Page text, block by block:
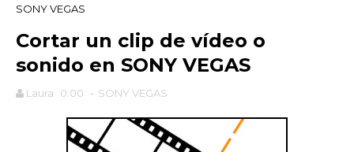
SONY VEGAS
Cortar un clip de vídeo o
sonido en SONY VEGAS
Laura 0:00 - SONY VEGAS